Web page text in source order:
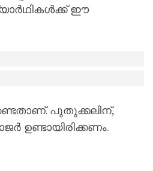
ഈ
പുതുക്കലിന്,
ഉണ്ടായിരിക്കണം.